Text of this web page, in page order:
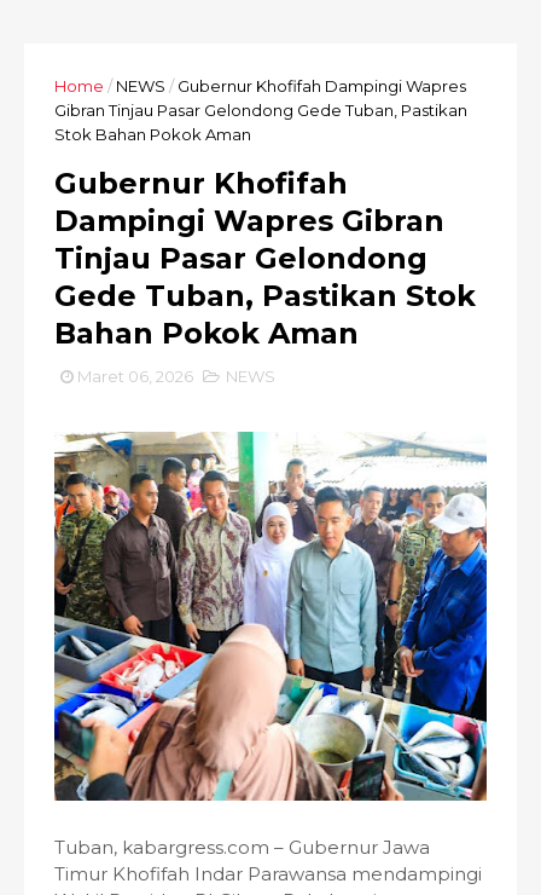
Home / NEWS / Gubernur Khofifah Dampingi Wapres
Gibran Tinjau Pasar Gelondong Gede Tuban, Pastikan
Stok Bahan Pokok Aman
Gubernur Khofifah
Dampingi Wapres Gibran
Tinjau Pasar Gelondong
Gede Tuban, Pastikan Stok
Bahan Pokok Aman
Maret 06, 2026 NEWS
Tuban, kabargress.com – Gubernur Jawa
Timur Khofifah Indar Parawansa mendampingi